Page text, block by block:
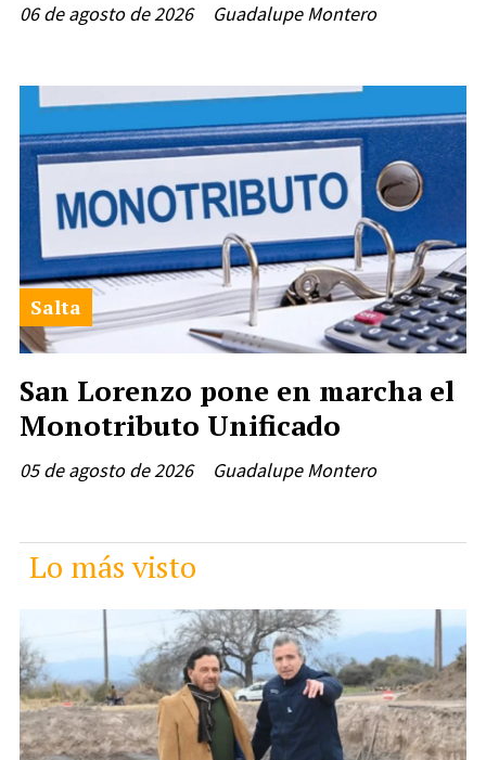
Guadalupe Montero
06 de agosto de 2026
San Lorenzo pone en marcha el
Monotributo Unificado
Guadalupe Montero
Salta
05 de agosto de 2026
Lo más visto